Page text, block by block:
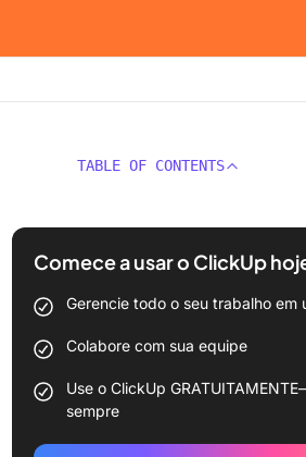
TABLE OF CONTENTS
Comece a usar o ClickUp
Gerencie todo o seu trabalho em
Colabore com sua equipe
Use o ClickUp
sempre